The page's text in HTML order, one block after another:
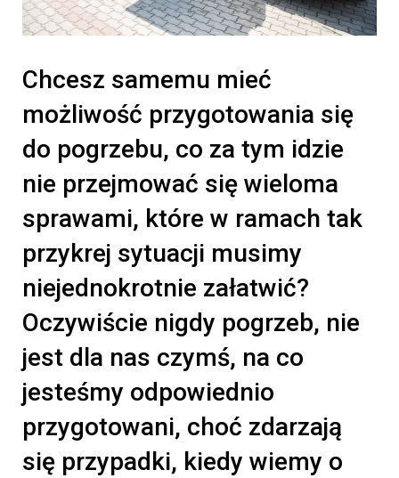
Chcesz samemu mieć
możliwość przygotowania się
do pogrzebu, co za tym idzie
nie przejmować się wieloma
sprawami, które w ramach tak
przykrej sytuacji musimy
niejednokrotnie załatwić?
Oczywiście nigdy pogrzeb, nie
jest dla nas czymś, na co
jesteśmy odpowiednio
przygotowani, choć zdarzają
się przypadki, kiedy wiemy o